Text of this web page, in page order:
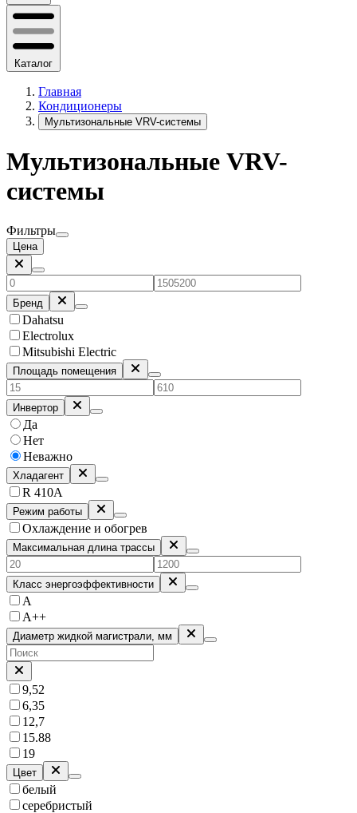
Каталог
Главная
Кондиционеры
Мультизональные VRV-системы
Мультизональные VRV-
системы
Фильтры
Цена
Бренд
Dahatsu
Electrolux
Mitsubishi Electric
Площадь помещения
Инвертор
Да
Нет
Неважно
Хладагент
R 410A
Режим работы
Охлаждение и обогрев
Максимальная длина трассы
Класс энергоэффективности
A
A++
Диаметр жидкой магистрали, мм
9,52
6,35
12,7
15.88
19
Цвет
белый
серебристый